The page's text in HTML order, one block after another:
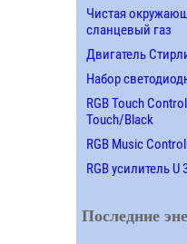
Чистая
сланцевый газ
Двигатель
Набор
RGB Touch
Touch/Black
RGB Music
RGB усилитель U
Последние